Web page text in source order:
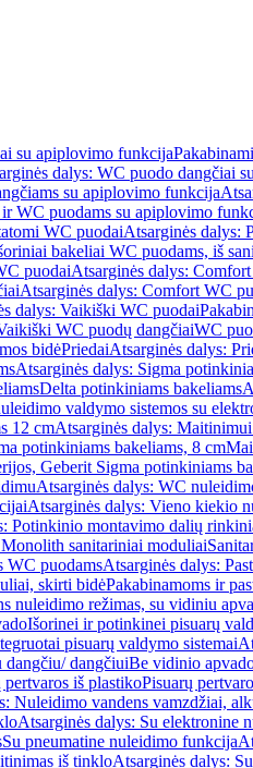
su apiplovimo funkcija
dalys: WC puodo dangčiai
su apiplovimo funkcija
WC puodams su apiplovimo
WC puodaiAtsarginės dalys:
bakeliai WC puodams, iš
puodaiAtsarginės dalys:
Atsarginės dalys: Comfort WC
dalys: Vaikiški WC puodai
WC puodų dangčiaiWC
bidėPriedaiAtsarginės dalys:
Atsarginės dalys: Sigma
Delta potinkiniams bakeliams
valdymo sistemos su
12 cmAtsarginės dalys:
potinkiniams bakeliams, 8 cm
Geberit Sigma potinkiniams
Atsarginės dalys: WC
Atsarginės dalys: Vieno kiekio
Potinkinio montavimo dalių
sanitariniai moduliai
WC puodamsAtsarginės dalys:
skirti bidėPakabinamoms ir
nuleidimo režimas, su vidiniu
Išorinei ir potinkinei pisuarų
pisuarų valdymo sistemai
dangčiu/ dangčiuiBe vidinio
pertvaros iš plastikoPisuarų
Nuleidimo vandens vamzdžiai,
Atsarginės dalys: Su elektronine
Su pneumatine nuleidimo funkcija
iš tinkloAtsarginės dalys: